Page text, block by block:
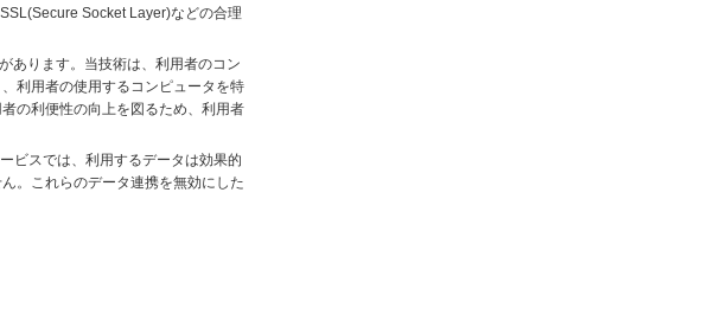
Socket Layer)などの合理
あります。当技術は、利用者のコン
利用者の使用するコンピュータを特
の利便性の向上を図るため、利用者
ビスでは、利用するデータは効果的
。これらのデータ連携を無効にした